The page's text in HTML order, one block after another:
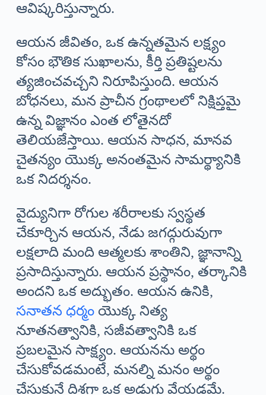
ఆవిష్కరిస్తున్నారు.
ఆయన జీవితం, ఒక ఉన్నతమైన లక్ష్యం
కోసం భౌతిక సుఖాలను, కీర్తి ప్రతిష్టలను
త్యజించవచ్చని నిరూపిస్తుంది. ఆయన
బోధనలు, మన ప్రాచీన గ్రంథాలలో నిక్షిప్తమై
ఉన్న విజ్ఞానం ఎంత లోతైనదో
తెలియజేస్తాయి. ఆయన సాధన, మానవ
చైతన్యం యొక్క అనంతమైన సామర్థ్యానికి
ఒక నిదర్శనం.
వైద్యునిగా రోగుల శరీరాలకు స్వస్థత
చేకూర్చిన ఆయన, నేడు జగద్గురువుగా
లక్షలాది మంది ఆత్మలకు శాంతిని, జ్ఞానాన్ని
ప్రసాదిస్తున్నారు. ఆయన ప్రస్థానం, తర్కానికి
అందని ఒక అద్భుతం. ఆయన ఉనికి,
సనాతన ధర్మంయొక్క నిత్య
నూతనత్వానికి, సజీవత్వానికి ఒక
ప్రబలమైన సాక్ష్యం. ఆయనను అర్థం
చేసుకోవడమంటే, మనల్ని మనం అర్థం
చేసుకునే దిశగా ఒక అడుగు వేయడమే.